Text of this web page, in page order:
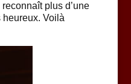
plus d’une
heureux. Voilà